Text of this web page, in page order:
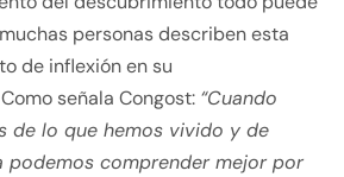
personas describen esta
de inflexión en su
señala Congost: “Cuando
de lo que hemos vivido y de
podemos comprender mejor por